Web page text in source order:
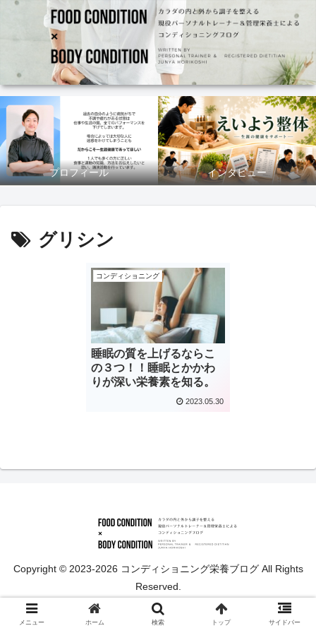
プロフィール インタビュー
グリシン
コンディショニング
睡眠の質を上げるならこ
の３つ！！睡眠とかかわ
りが深い栄養素を知る。
2023.05.30
Copyright © 2023-2026 コンディショニング栄養ブログ All Rights
Reserved.
メニュー ホーム 検索 トップ サイドバー